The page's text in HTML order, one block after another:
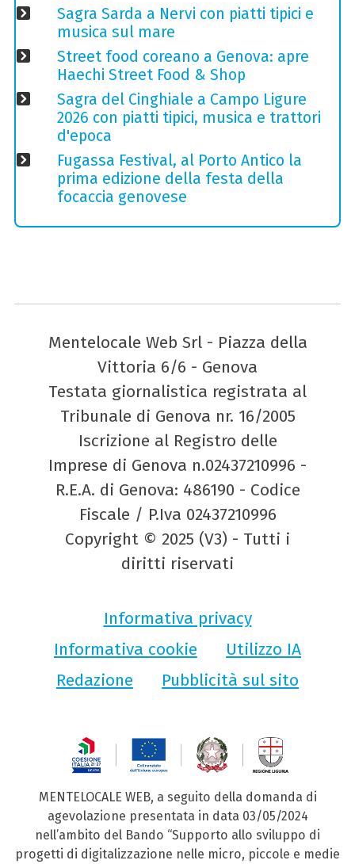
Sagra Sarda a Nervi con piatti tipici e
musica sul mare
Street food coreano a Genova: apre
Haechi Street Food & Shop
Sagra del Cinghiale a Campo Ligure
2026 con piatti tipici, musica e trattori
d'epoca
Fugassa Festival, al Porto Antico la
prima edizione della festa della
focaccia genovese
Mentelocale Web Srl - Piazza della
Vittoria 6/6 - Genova
Testata giornalistica registrata al
Tribunale di Genova nr. 16/2005
Iscrizione al Registro delle
Imprese di Genova n.02437210996 -
R.E.A. di Genova: 486190 - Codice
Fiscale / P.Iva 02437210996
Copyright © 2025 (V3) - Tutti i
diritti riservati
Informativa privacy
Informativa cookie
Utilizzo IA
Redazione
Pubblicità sul sito
MENTELOCALE WEB, a seguito della domanda di
agevolazione presentata in data 03/05/2024
nell’ambito del Bando “Supporto allo sviluppo di
progetti di digitalizzazione nelle micro, piccole e medie